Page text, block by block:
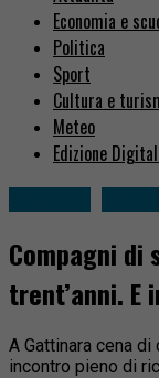
Economia e
Politica
Sport
Cultura e
Meteo
Edizione
Compagni di
trent’anni. E
A Gattinara cena
incontro pieno di